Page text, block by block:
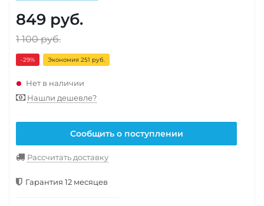
849 руб.
1 100руб.
-29% Экономия 251 руб.
Нет в наличии
Нашли дешевле?
Сообщить о поступлении
Рассчитать доставку
Гарантия 12 месяцев